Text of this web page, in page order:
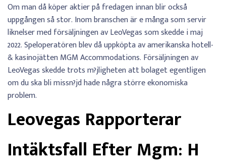
Om man då köper aktier på fredagen innan blir också
uppgången så stor. Inom branschen är e många som servir
liknelser med försäljningen av LeoVegas som skedde i maj
2022. Speloperatören blev då uppköpta av amerikanska hotell-
& kasinojätten MGM Accommodations. Försäljningen av
LeoVegas skedde trots m?jligheten att bolaget egentligen
om du ska bli missn?jd hade några större ekonomiska
problem.
Leovegas Rapporterar
Intäktsfall Efter Mgm: H